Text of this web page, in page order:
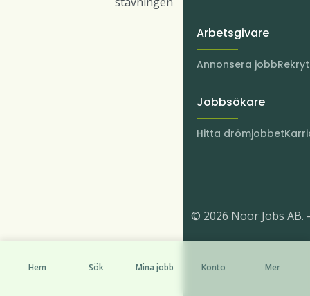
Arbetsgivare
Annonsera jobb
Jobbsökare
Hitta drömjobbet
© 2026 Noor Jobs AB.
Hem Sök Mina jobb Konto Mer